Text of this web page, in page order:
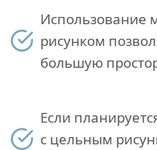
Использование
рисунком
большую
Если
с цельным